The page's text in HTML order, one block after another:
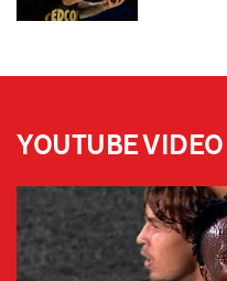
YOUTUBE VIDEO